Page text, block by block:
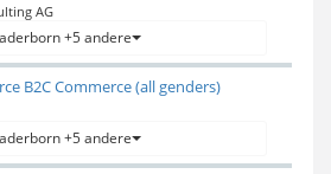
AG
+5 andere
B2C Commerce (all genders)
+5 andere